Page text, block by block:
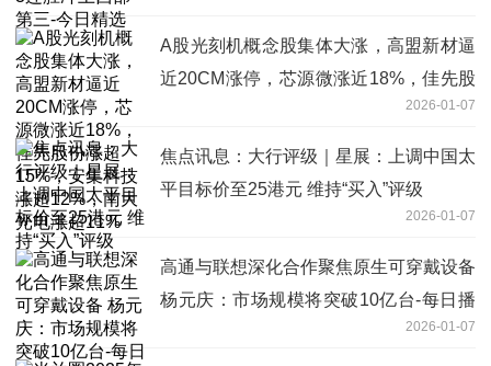
A股光刻机概念股集体大涨，高盟新材逼
近20CM涨停，芯源微涨近18%，佳先股
份涨超15%，安集科技涨超12%，南大光
电涨超11%
2026-01-07
焦点讯息：大行评级｜星展：上调中国太
平目标价至25港元 维持“买入”评级
2026-01-07
高通与联想深化合作聚焦原生可穿戴设备
杨元庆：市场规模将突破10亿台-每日播
2026-01-07